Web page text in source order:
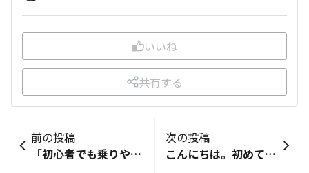
いいね
共有する
前の投稿
「初心者でも乗りやすい車だったから」 自分がスバル車/BRZを選んだ理由は、実のところコレだけでした。 乗り初めの頃は愉しさよりも緊張が勝り不安感が中々拭えぬ日々でしたが、通勤/休日の出掛け等で運転していく内に「愉しいな」と思えてくるようになっていきました。 そして終いには「この車で一人旅をしてみたい」と思えるようになり、納車当初の自分からしたら考えられない程までにBRZが好きになっていました。 BRZを買うまでに様々な車を試乗してきましたが、これほど「慣れたら愉しいかも」と思える車は無いんじゃないか？と思うほど愛車になっています。(笑) 車に乗る愉しさや一人旅に出てみよう！と思えるキッカケになったのも、スバルがあるから。だと思います。 これからも乗り続けられるかぎり、スバル車/BRZを推していきます！
次の投稿
こんにちは。初めて投稿させて頂きます。 車を運転していると、危険を感じる事や、少し怖い思いをする事もあるかと思います。 私はこの車に乗るようになって、そんな思いをする事がほとんど無くなりました。 のんびりなペースでも、独特な愛嬌のある姿で 周りの人も優しい気持ちにさせてしまう、走りや性能だけでは無い そんな魅力が私の車には標準装備されています。